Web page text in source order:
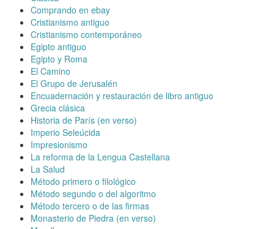
Comprando en ebay
Cristianismo antiguo
Cristianismo contemporáneo
Egipto antiguo
Egipto y Roma
El Camino
El Grupo de Jerusalén
Encuadernación y restauración de libro antiguo
Grecia clásica
Historia de París (en verso)
Imperio Seleúcida
Impresionismo
La reforma de la Lengua Castellana
La Salud
Método primero o filológico
Método segundo o del algoritmo
Método tercero o de las firmas
Monasterio de Piedra (en verso)